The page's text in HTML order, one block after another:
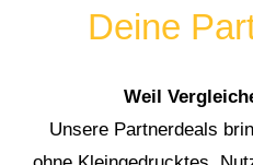
Deine
Weil
Unsere Partnerdeals